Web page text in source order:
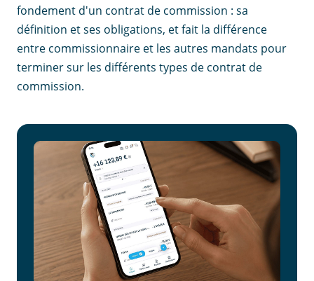
fondement d'un contrat de commission : sa
définition et ses obligations, et fait la différence
entre commissionnaire et les autres mandats pour
terminer sur les différents types de contrat de
commission.